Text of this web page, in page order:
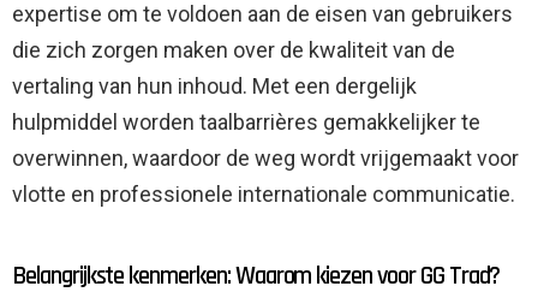
expertise om te voldoen aan de eisen van gebruikers
die zich zorgen maken over de kwaliteit van de
vertaling van hun inhoud. Met een dergelijk
hulpmiddel worden taalbarrières gemakkelijker te
overwinnen, waardoor de weg wordt vrijgemaakt voor
vlotte en professionele internationale communicatie.
Belangrijkste kenmerken: Waarom kiezen voor GG Trad?